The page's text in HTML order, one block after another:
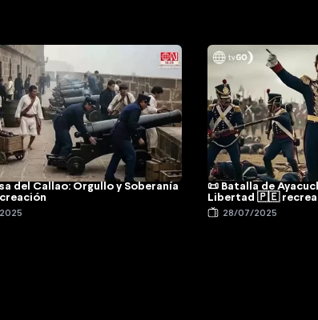
del Callao: Orgullo y Soberanía
📜 Batalla de
Libertad 🇵🇪
28/07/2025